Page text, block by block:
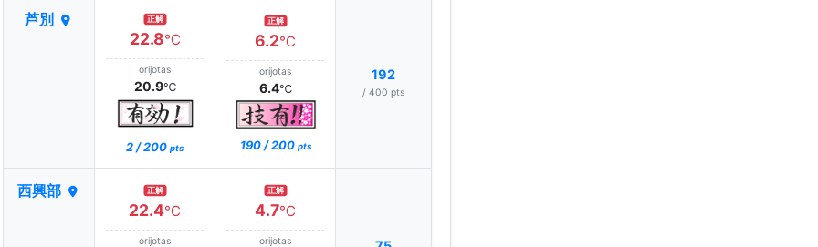
芦別 正解
22.8℃
orijotas
20.9℃
2 / 200 pts
正解
6.2℃
orijotas
6.4℃
190 / 200 pts
192
/ 400 pts
西興部 正解
22.4℃
orijotas
正解
4.7℃
orijotas